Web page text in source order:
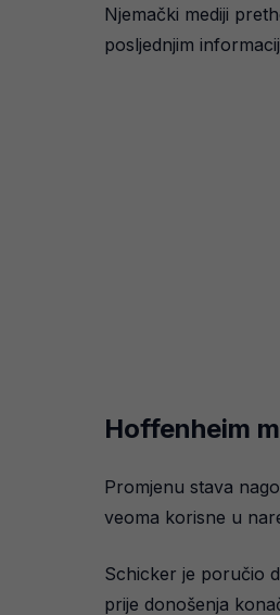
Njemački mediji
posljednjim
Hoffenheim
Promjenu stava
veoma korisne u
Schicker je poručio
prije donošenja